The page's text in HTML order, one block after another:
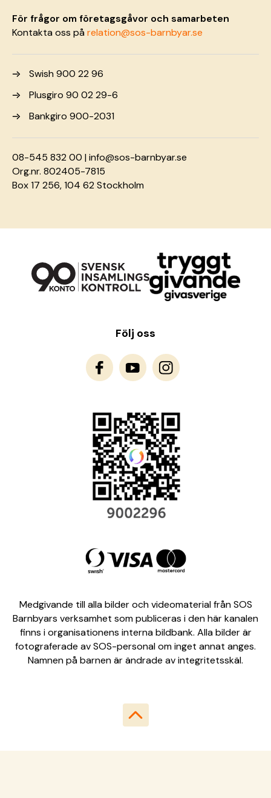
För frågor om företagsgåvor och samarbeten
Kontakta oss pårelation@sos-barnbyar.se
Swish 900 22 96
Plusgiro 90 02 29-6
Bankgiro 900-2031
08-545 832 00 |info@sos-barnbyar.se
Org.nr. 802405-7815
Box 17 256, 104 62 Stockholm
Följ oss
Medgivande till alla bilder och videomaterial från SOS
Barnbyars verksamhet som publiceras i den här kanalen
finns i organisationens interna bildbank. Alla bilder är
fotograferade av SOS-personal om inget annat anges.
Namnen på barnen är ändrade av integritetsskäl.